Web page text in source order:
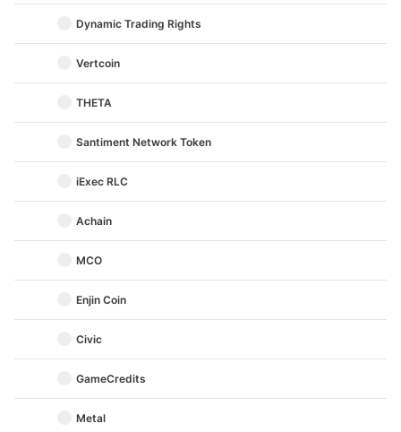
Dynamic Trading Rights
Vertcoin
THETA
Santiment Network Token
iExec RLC
Achain
MCO
Enjin Coin
Civic
GameCredits
Metal